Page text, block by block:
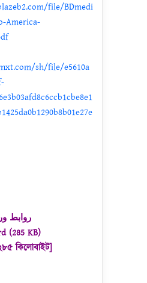
file/BDmedi
America-
sh/file/e5610a
روابط
(285 KB)
কিলোবাইট]